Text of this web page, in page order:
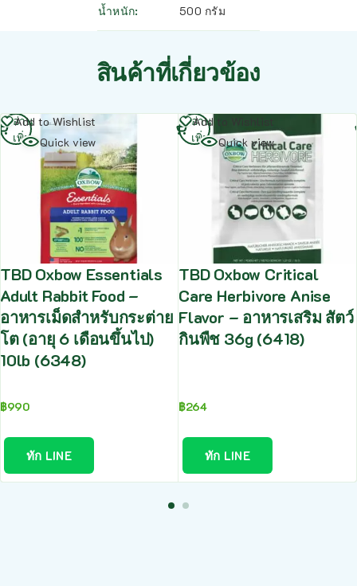
น้ำหนัก 500 กรัม
สินค้าที่เกี่ยวข้อง
Add to Wishlist
Quick view
TBD Oxbow Essentials
Adult Rabbit Food –
อาหารเม็ดสำหรับกระต่าย
โต (อายุ 6 เดือนขึ้นไป)
10lb (6348)
฿990
ทัก LINE
อ่าน
เพิ่ม
Add to Wishlist
Quick view
TBD Oxbow Critical
Care Herbivore Anise
Flavor – อาหารเสริม สัตว์
กินพืช 36g (6418)
฿264
ทัก LINE
อ่าน
เพิ่ม